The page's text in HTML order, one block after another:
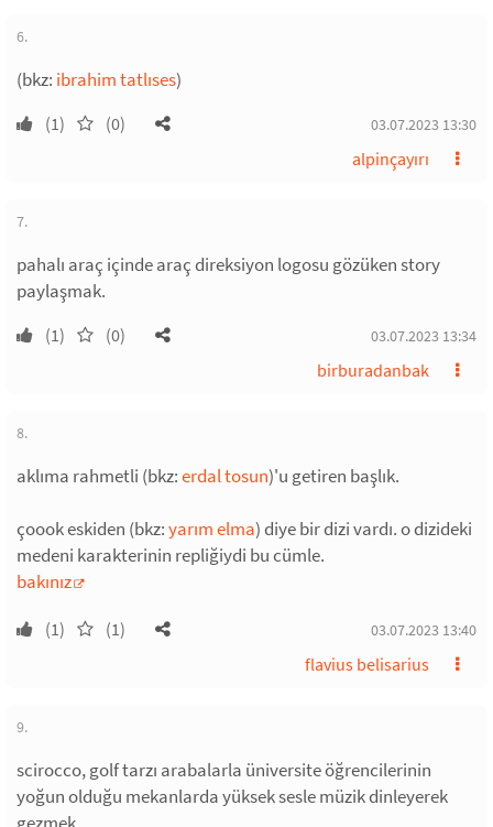
6.
(bkz: ibrahim tatlıses)
(1) (0) 03.07.2023 13:30
alpinçayırı
7.
pahalı araç içinde araç direksiyon logosu gözüken story
paylaşmak.
(1) (0) 03.07.2023 13:34
birburadanbak
8.
aklıma rahmetli (bkz:erdal tosun)'u getiren başlık.
çoook eskiden (bkz:yarım elma) diye bir dizi vardı. o dizideki
medeni karakterinin repliğiydi bu cümle.
bakınız
(1) (1) 03.07.2023 13:40
flavius belisarius
9.
scirocco, golf tarzı arabalarla üniversite öğrencilerinin
yoğun olduğu mekanlarda yüksek sesle müzik dinleyerek